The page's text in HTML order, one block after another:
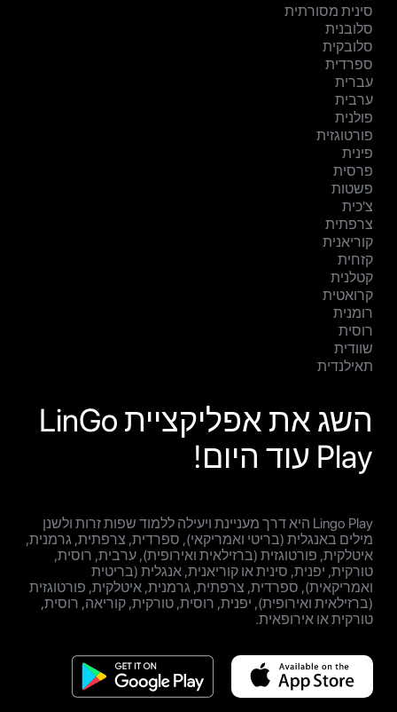
סינית מסורתית
סלובנית
סלובקית
ספרדית
עברית
ערבית
פולנית
פורטוגזית
פינית
פרסית
פשטות
צ'כית
צרפתית
קוריאנית
קזחית
קטלנית
קרואטית
רומנית
רוסית
שוודית
תאילנדית
השג את אפליקציית LinGo
Play עוד היום!
Lingo Play היא דרך מעניינת ויעילה ללמוד שפות זרות ולשנן
מילים באנגלית (בריטי ואמריקאי), ספרדית, צרפתית, גרמנית,
איטלקית, פורטוגזית (ברזילאית ואירופית), ערבית, רוסית,
טורקית, יפנית, סינית או קוריאנית, אנגלית (בריטית
ואמריקאית), ספרדית, צרפתית, גרמנית, איטלקית, פורטוגזית
(ברזילאית ואירופית), יפנית, רוסית, טורקית, קוריאה, רוסית,
טורקית או אירופאית.